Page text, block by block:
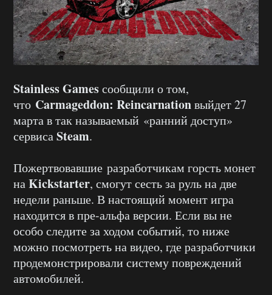
Stainless Gamesсообщили о том,
что Carmageddon: Reincarnationвыйдет 27
марта в так называемый «ранний доступ»
сервисаSteam.
Пожертвовавшие разработчикам горсть монет
наKickstarter, смогут сесть за руль на две
недели раньше. В настоящий момент игра
находится в пре-альфа версии. Если вы не
особо следите за ходом событий, то ниже
можно посмотреть на видео, где разработчики
продемонстрировали систему повреждений
автомобилей.